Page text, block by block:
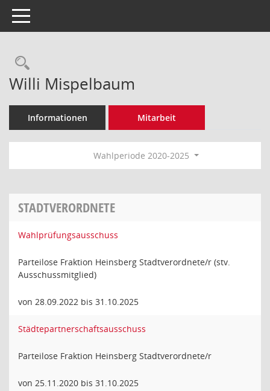
Toggle navigation
Rechercheauswahl
Willi Mispelbaum
Informationen Mitarbeit
Wahlperiode 2020-2025
STADTVERORDNETE
Wahlprüfungsausschuss
Parteilose Fraktion Heinsberg Stadtverordnete/r (stv.
Ausschussmitglied)
von 28.09.2022 bis 31.10.2025
Städtepartnerschaftsausschuss
Parteilose Fraktion Heinsberg Stadtverordnete/r
von 25.11.2020 bis 31.10.2025